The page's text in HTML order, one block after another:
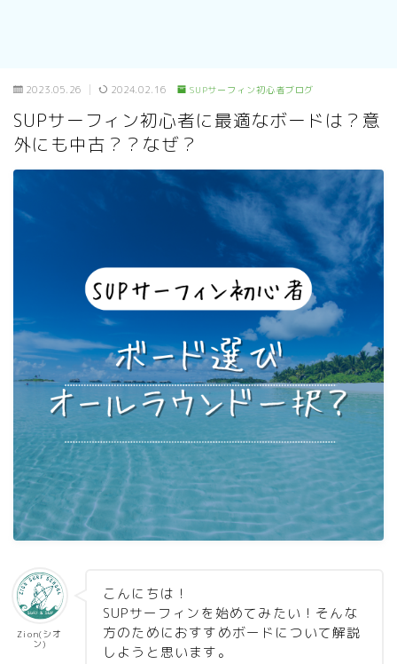
2023.05.26 2024.02.16 SUPサーフィン初心者ブログ
SUPサーフィン初心者に最適なボードは？意
外にも中古？？なぜ？
Zion(シオ
ン)
こんにちは！
SUPサーフィンを始めてみたい！そんな
方のためにおすすめボードについて解説
しようと思います。